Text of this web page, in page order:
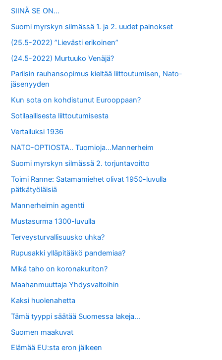
SIINÄ SE ON…
Suomi myrskyn silmässä 1. ja 2. uudet painokset
(25.5-2022) ”Lievästi erikoinen”
(24.5-2022) Murtuuko Venäjä?
Pariisin rauhansopimus kieltää liittoutumisen, Nato-
jäsenyyden
Kun sota on kohdistunut Eurooppaan?
Sotilaallisesta liittoutumisesta
Vertailuksi 1936
NATO-OPTIOSTA.. Tuomioja…Mannerheim
Suomi myrskyn silmässä 2. torjuntavoitto
Toimi Ranne: Satamamiehet olivat 1950-luvulla
pätkätyöläisiä
Mannerheimin agentti
Mustasurma 1300-luvulla
Terveysturvallisuusko uhka?
Rupusakki ylläpitääkö pandemiaa?
Mikä taho on koronakuriton?
Maahanmuuttaja Yhdysvaltoihin
Kaksi huolenahetta
Tämä tyyppi säätää Suomessa lakeja…
Suomen maakuvat
Elämää EU:sta eron jälkeen